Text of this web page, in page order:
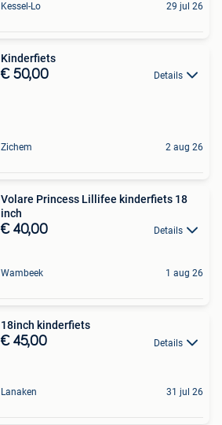
Kessel-Lo 29 jul 26
Kinderfiets
€ 50,00 Details
Zichem 2 aug 26
Volare Princess Lillifee kinderfiets 18
inch
€ 40,00 Details
Wambeek 1 aug 26
18inch kinderfiets
€ 45,00 Details
Lanaken 31 jul 26